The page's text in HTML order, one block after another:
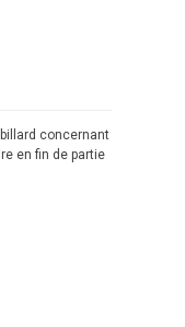
concernant
en fin de partie